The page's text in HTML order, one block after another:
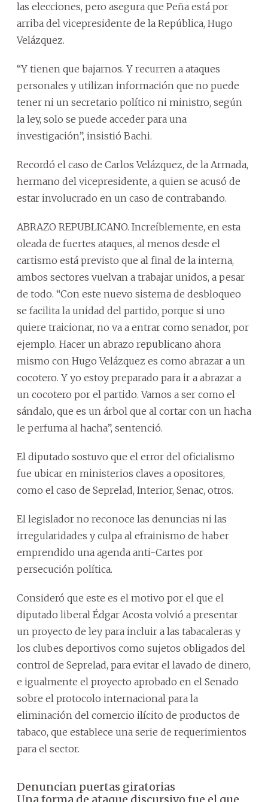
las elecciones, pero asegura que Peña está por
arriba del vicepresidente de la República, Hugo
Velázquez.
“Y tienen que bajarnos. Y recurren a ataques
personales y utilizan información que no puede
tener ni un secretario político ni ministro, según
la ley, solo se puede acceder para una
investigación”, insistió Bachi.
Recordó el caso de Carlos Velázquez, de la Armada,
hermano del vicepresidente, a quien se acusó de
estar involucrado en un caso de contrabando.
ABRAZO REPUBLICANO. Increíblemente, en esta
oleada de fuertes ataques, al menos desde el
cartismo está previsto que al final de la interna,
ambos sectores vuelvan a trabajar unidos, a pesar
de todo. “Con este nuevo sistema de desbloqueo
se facilita la unidad del partido, porque si uno
quiere traicionar, no va a entrar como senador, por
ejemplo. Hacer un abrazo republicano ahora
mismo con Hugo Velázquez es como abrazar a un
cocotero. Y yo estoy preparado para ir a abrazar a
un cocotero por el partido. Vamos a ser como el
sándalo, que es un árbol que al cortar con un hacha
le perfuma al hacha”, sentenció.
El diputado sostuvo que el error del oficialismo
fue ubicar en ministerios claves a opositores,
como el caso de Seprelad, Interior, Senac, otros.
El legislador no reconoce las denuncias ni las
irregularidades y culpa al efrainismo de haber
emprendido una agenda anti-Cartes por
persecución política.
Consideró que este es el motivo por el que el
diputado liberal Édgar Acosta volvió a presentar
un proyecto de ley para incluir a las tabacaleras y
los clubes deportivos como sujetos obligados del
control de Seprelad, para evitar el lavado de dinero,
e igualmente el proyecto aprobado en el Senado
sobre el protocolo internacional para la
eliminación del comercio ilícito de productos de
tabaco, que establece una serie de requerimientos
para el sector.
Denuncian puertas giratorias